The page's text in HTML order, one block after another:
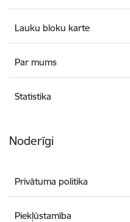
Lauku bloku karte
Par mums
Statistika
Noderīgi
Privātuma politika
Piekļūstamība